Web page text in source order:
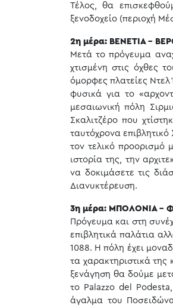
Τέλος, θα
ξενοδοχείο (περιοχή
2η μέρα: ΒΕΝΕΤΙΑ -
Μετά το πρόγευμα
χτισμένη στις όχθες
όμορφες πλατείες Ντελ
φυσικά για το
μεσαιωνική πόλη
Σκαλιτζέρο που
ταυτόχρονα επιβλητικό
τον τελικό προορισμό
ιστορία της, την
να δοκιμάσετε τις
Διανυκτέρευση.
3η μέρα: ΜΠΟΛΟΝΙΑ -
Πρόγευμα και στη
επιβλητικά παλάτια
1088. Η πόλη έχει
τα χαρακτηριστικά της
ξενάγηση θα δούμε
το Palazzo del
άγαλμα του